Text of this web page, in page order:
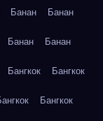
Банан Банан
Банан Банан
Бангкок Бангкок
Бангкок